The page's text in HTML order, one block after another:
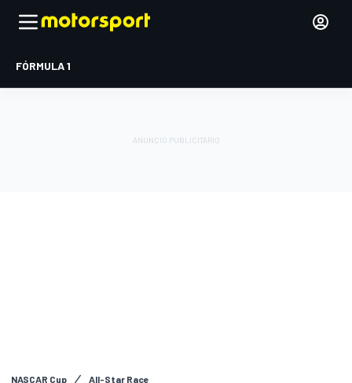
FÓRMULA 1
NASCAR Cup All-Star Race